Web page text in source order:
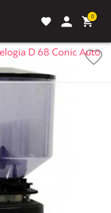
0
D 68 Conic Auto